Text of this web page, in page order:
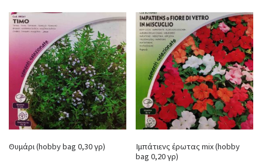
Θυμάρι (hobby bag 0,30 γρ)
Ιμπάτιενς έρωτας mix (hobby
bag 0,20 γρ)